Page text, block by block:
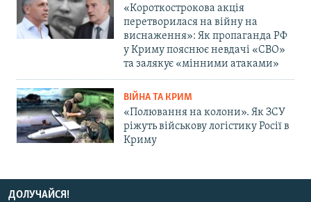
«Короткострокова акція
перетворилася на війну на
виснаження»: Як пропаганда РФ
у Криму пояснює невдачі «СВО»
та залякує «мінними атаками»
ВІЙНА ТА КРИМ
«Полювання на колони». Як ЗСУ
ріжуть військову логістику Росії в
Криму
ДОЛУЧАЙСЯ!